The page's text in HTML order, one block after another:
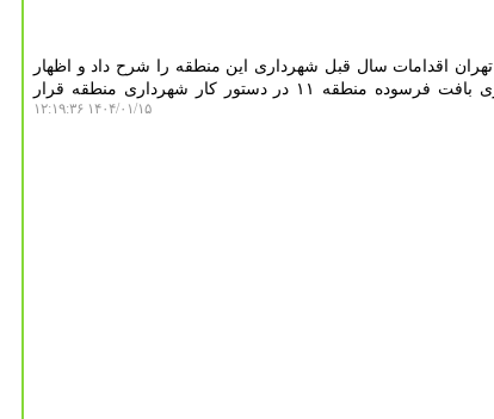
به گزارش دانلود عکس، شهردار منطقه ۱۱ تهران اقدامات سال قبل شهرداری این منطقه را شرح داد و اظهار
داشت: ارتقاء سرانه های اجتماعی و نوسازی بافت فرسوده منطقه ۱۱ در دستور کار شهرداری منطقه قرار
۱۴۰۴/۰۱/۱۵ ۱۲:۱۹:۳۶